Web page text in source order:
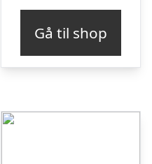
Gå til shop